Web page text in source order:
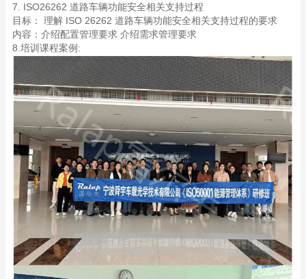
7. ISO26262 道路车辆功能安全相关支持过程
目标： 理解 ISO 26262 道路车辆功能安全相关支持过程的要求
内容：介绍配置管理要求 介绍需求管理要求
8.培训课程案例: